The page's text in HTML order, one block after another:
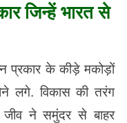
जिन्हें भारत से
प्रकार के कीड़े मकोड़ों
लगे. विकास की तरंग
जीव ने समुंदर से बाहर